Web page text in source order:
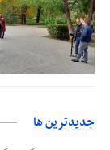
جديدترين ها